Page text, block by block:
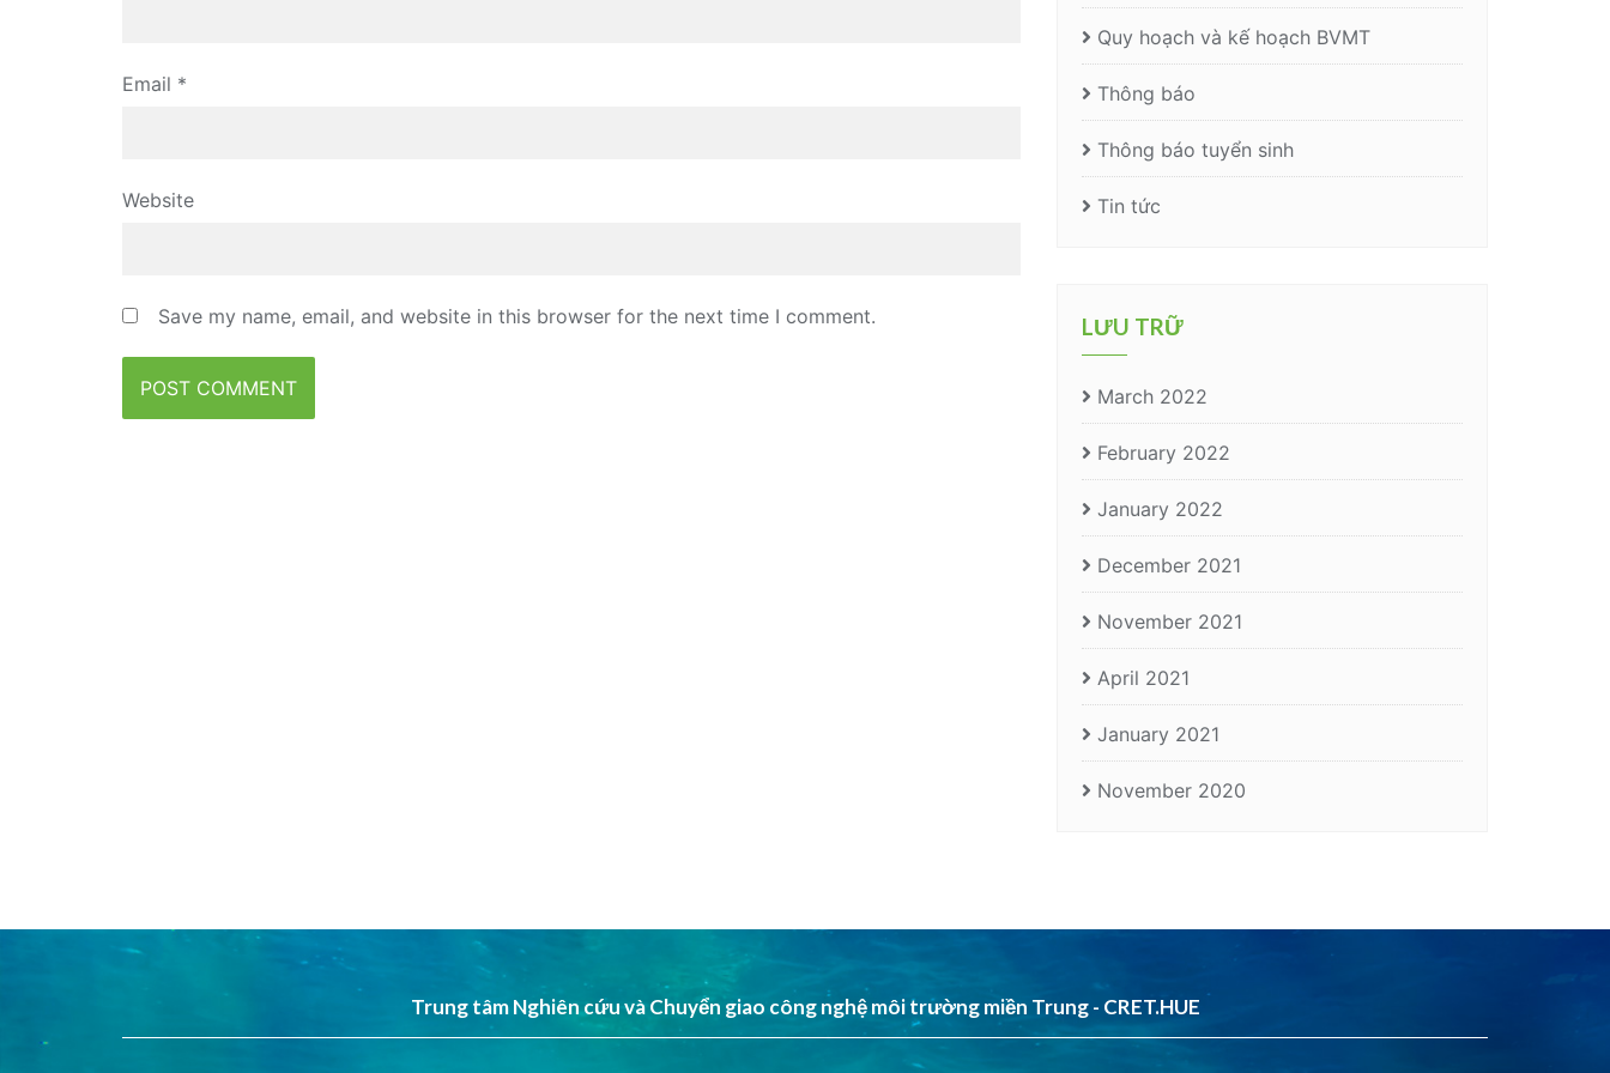
Email *
Website
Save my name, email, and website in this browser for the next time I comment.
Quy hoạch và kế hoạch BVMT
Thông báo
Thông báo tuyển sinh
Tin tức
LƯU TRỮ
March 2022
February 2022
January 2022
December 2021
November 2021
April 2021
January 2021
November 2020
Trung tâm Nghiên cứu và Chuyển giao công nghệ môi trường miền Trung - CRET.HUE